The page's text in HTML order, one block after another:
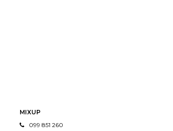
MIXUP
099 851 260